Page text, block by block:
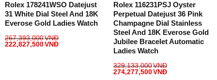
Rolex 178241WSO Datejust
31 White Dial Steel And 18K
Everose Gold Ladies Watch
267,393,000VNĐ
222,827,500VNĐ
Rolex 116231PSJ Oyster
Perpetual Datejust 36 Pink
Champagne Dial Stainless
Steel And 18K Everose Gold
Jubilee Bracelet Automatic
Ladies Watch
329,133,000VNĐ
274,277,500VNĐ